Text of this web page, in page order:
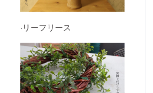
·リーフリース